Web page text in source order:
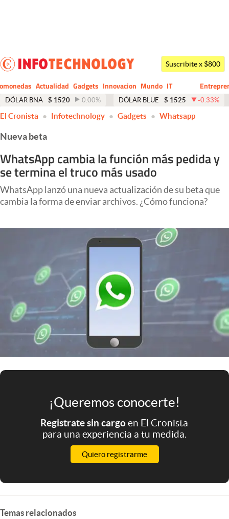
Dólar
Economía y Política
Finanzas y Mercados
Mercados Online
Negocios
Columnistas
Otras secciones
Eventos Corporativos
El Cronista Studio
abre en nueva pestaña
Suscribite x $800
Actualidad Gadgets Innovacion Mundo
CIO
IT
Business
DÓLAR BNA $ 1520 0.00% DÓLAR BLUE $ 1525 -0.33%
El Cronista Infotechnology Gadgets Whatsapp
Nueva beta
WhatsApp cambia la función más pedida y
se termina el truco más usado
WhatsApp lanzó una nueva actualización de su beta que
cambia la forma de enviar archivos. ¿Cómo funciona?
¡Queremos conocerte!
Registrate sin cargoen El Cronista
para una experiencia a tu medida.
Quiero registrarme
Temas relacionados